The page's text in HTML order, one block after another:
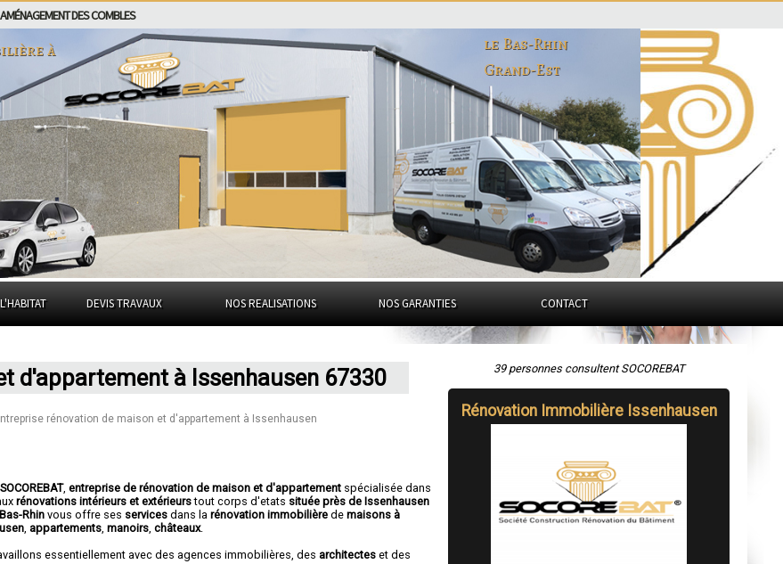
AMÉNAGEMENT DES COMBLES
à
le Bas-Rhin
Grand-Est
DEVIS TRAVAUX NOS REALISATIONS NOS GARANTIES CONTACT
d'appartement à Issenhausen 67330
rénovation de maison et d'appartement à Issenhausen
,entreprise de rénovation de maison et d'appartement spécialisée dans
rénovations intérieurs et extérieurstout corps d'etats située près de Issenhausen
Rhinvous offre ses services dans larénovation immobilière demaisons à
appartements ,manoirs ,châteaux.
essentiellement avec des agences immobilières, des architectes et des
39 personnes consultent SOCOREBAT
Rénovation Immobilière Issenhausen